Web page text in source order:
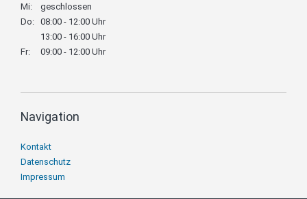
Mi:
geschlossen
Do: 08:00 - 12:00 Uhr
13:00 - 16:00 Uhr
Fr:
09:00 - 12:00 Uhr
Navigation
Navigation
überspringen
Kontakt
Datenschutz
Impressum